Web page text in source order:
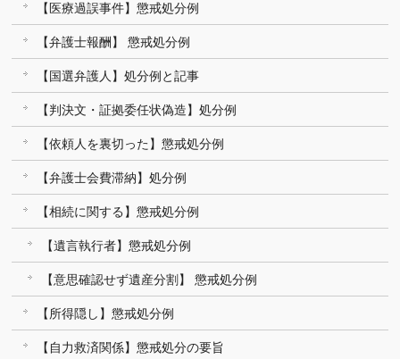
【医療過誤事件】懲戒処分例
【弁護士報酬】 懲戒処分例
【国選弁護人】処分例と記事
【判決文・証拠委任状偽造】処分例
【依頼人を裏切った】懲戒処分例
【弁護士会費滞納】処分例
【相続に関する】懲戒処分例
【遺言執行者】懲戒処分例
【意思確認せず遺産分割】 懲戒処分例
【所得隠し】懲戒処分例
【自力救済関係】懲戒処分の要旨